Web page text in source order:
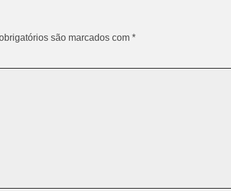
são marcados com *